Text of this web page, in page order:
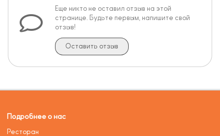
Еще никто не оставил отзыв на этой
странице. Будьте первым, напишите свой
отзыв!
Оставить отзыв
Подробнее о нас
Ресторан